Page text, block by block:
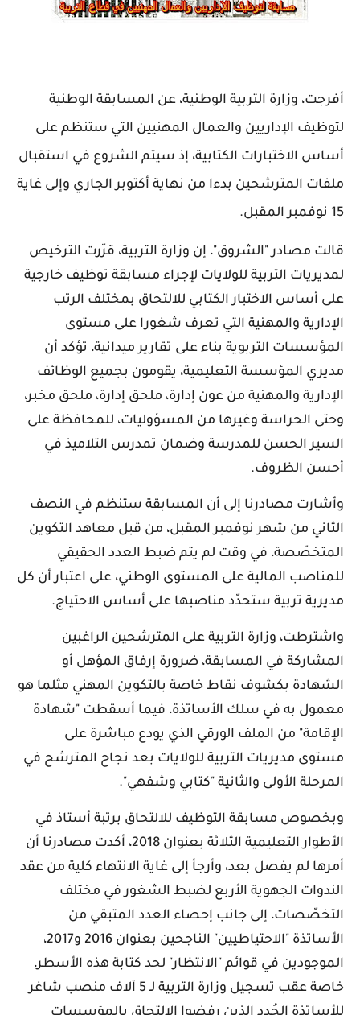
أفرجت، وزارة التربية الوطنية، عن المسابقة الوطنية
لتوظيف الإداريين والعمال المهنيين التي ستنظم على
أساس الاختبارات الكتابية، إذ سيتم الشروع في استقبال
ملفات المترشحين بدءا من نهاية أكتوبر الجاري وإلى غاية
15 نوفمبر المقبل.
قالت مصادر "الشروق"، إن وزارة التربية، قرّرت الترخيص
لمديريات التربية للولايات لإجراء مسابقة توظيف خارجية
على أساس الاختبار الكتابي للالتحاق بمختلف الرتب
الإدارية والمهنية التي تعرف شغورا على مستوى
المؤسسات التربوية بناء على تقارير ميدانية، تؤكد أن
مديري المؤسسة التعليمية، يقومون بجميع الوظائف
الإدارية والمهنية من عون إدارة، ملحق إدارة، ملحق مخبر،
وحتى الحراسة وغيرها من المسؤوليات، للمحافظة على
السير الحسن للمدرسة وضمان تمدرس التلاميذ في
أحسن الظروف.
وأشارت مصادرنا إلى أن المسابقة ستنظم في النصف
الثاني من شهر نوفمبر المقبل، من قبل معاهد التكوين
المتخصّصة، في وقت لم يتم ضبط العدد الحقيقي
للمناصب المالية على المستوى الوطني، على اعتبار أن كل
مديرية تربية ستحدّد مناصبها على أساس الاحتياج.
واشترطت، وزارة التربية على المترشحين الراغبين
المشاركة في المسابقة، ضرورة إرفاق المؤهل أو
الشهادة بكشوف نقاط خاصة بالتكوين المهني مثلما هو
معمول به في سلك الأساتذة، فيما أسقطت "شهادة
الإقامة" من الملف الورقي الذي يودع مباشرة على
مستوى مديريات التربية للولايات بعد نجاح المترشح في
المرحلة الأولى والثانية "كتابي وشفهي".
وبخصوص مسابقة التوظيف للالتحاق برتبة أستاذ في
الأطوار التعليمية الثلاثة بعنوان 2018، أكدت مصادرنا أن
أمرها لم يفصل بعد، وأرجأ إلى غاية الانتهاء كلية من عقد
الندوات الجهوية الأربع لضبط الشغور في مختلف
التخصّصات، إلى جانب إحصاء العدد المتبقي من
الأساتذة "الاحتياطيين" الناجحين بعنوان 2016 و2017،
الموجودين في قوائم "الانتظار" لحد كتابة هذه الأسطر،
خاصة عقب تسجيل وزارة التربية لـ 5 آلاف منصب شاغر